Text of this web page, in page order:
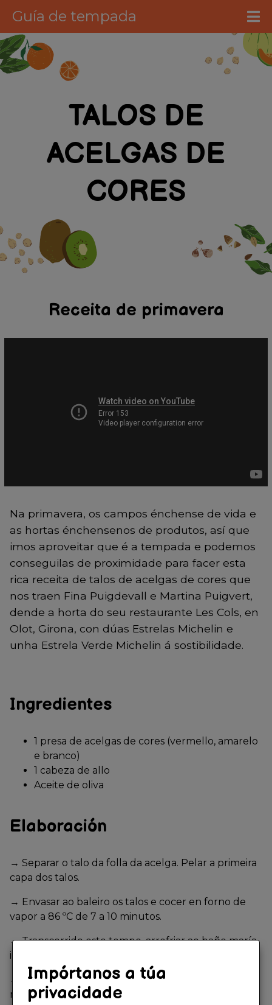
Guía de tempada
TALOS DE
ACELGAS DE
CORES
Receita de primavera
Na primavera, os campos énchense de vida e
as hortas énchensenos de produtos, así que
imos aproveitar que é a tempada e podemos
conseguilas de proximidade para facer esta
rica receita de talos de acelgas de cores que
nos traen Fina Puigdevall e Martina Puigvert,
dende a horta do seu restaurante Les Cols, en
Olot, Girona, con dúas Estrelas Michelin e
unha Estrela Verde Michelin á sostibilidade.
Ingredientes
1 presa de acelgas de cores (vermello, amarelo
e branco)
1 cabeza de allo
Aceite de oliva
Elaboración
→ Separar o talo da folla da acelga. Pelar a primeira
capa dos talos.
→ Envasar ao baleiro os talos e cocer en forno de
vapor a 86 ºC de 7 a 10 minutos.
→Transcorrido este tempo, arrefriar ao baño maría
invertido.
→
Por outro lado, ferver as follas durante 10
minutos. Escorregalas e trituralas con Thermomix.
Impórtanos a túa
privacidade